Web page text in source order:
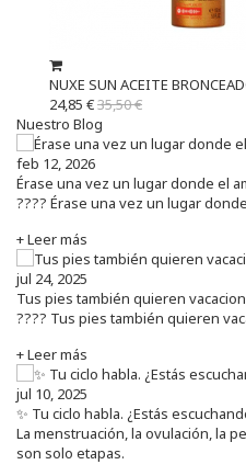
NUXE SUN ACEITE
24,85 €35,50 €
Nuestro Blog
feb 12, 2026
Érase una vez un lugar donde el
???? Érase una vez un lugar
+ Leer más
jul 24, 2025
Tus pies también quieren
???? Tus pies también quieren
+ Leer más
jul 10, 2025
✨ Tu ciclo habla. ¿Estás
La menstruación, la ovulación, la
son solo etapas.